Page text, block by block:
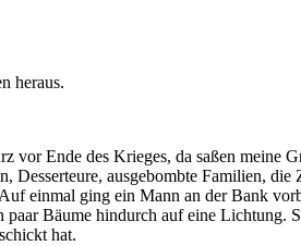
heraus.
vor Ende des Krieges, da saßen
ausgebombte Familien,
einmal ging ein Mann an der Bank
Bäume hindurch auf eine
hat.